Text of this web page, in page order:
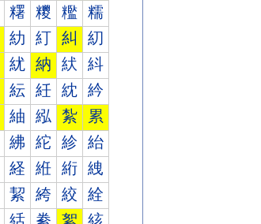
糬 糭 糮 糯
糼 糽 糾 糿
紌 納 紎 紏
紜 紝 紞 紟
紬 紭 紮 累
紼 紽 紾 紿
経 絍 絎 絏
絜 絝 絞 絟
絬 絭 絮 絯